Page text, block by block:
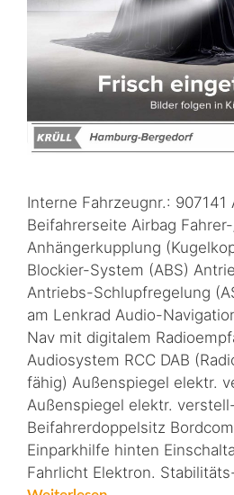
Interne Fahrzeugnr.: 907141
Beifahrerseite Airbag
Anhängerkupplung
Blockier-System (ABS)
Antriebs-Schlupfregelung
am Lenkrad Audio-
Nav mit digitalem
Audiosystem RCC DAB
fähig) Außenspiegel elektr.
Außenspiegel elektr.
Beifahrerdoppelsitz
Einparkhilfe hinten
Fahrlicht Elektron.